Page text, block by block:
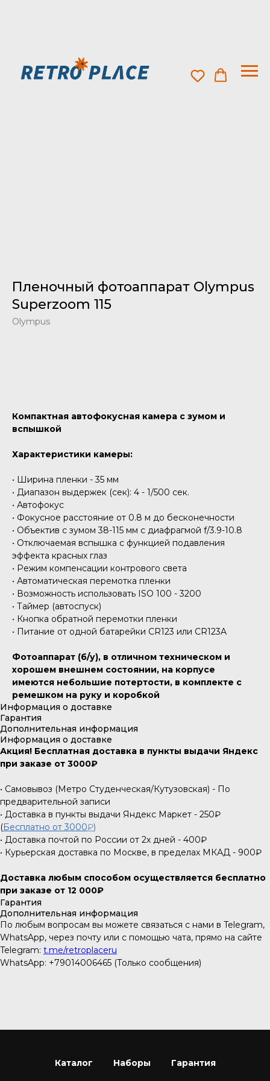
Пленочный фотоаппарат Olympus
Superzoom 115
Olympus
Компактная автофокусная камера с зумом и
вспышкой
Характеристики камеры:
• Ширина пленки - 35 мм
• Диапазон выдержек (сек): 4 - 1/500 сек.
• Автофокус
• Фокусное расстояние от 0.8 м до бесконечности
• Объектив с зумом 38-115 мм с диафрагмой f/3.9-10.8
• Отключаемая вспышка с функцией подавления
эффекта красных глаз
• Режим компенсации контрового света
• Автоматическая перемотка пленки
• Возможность использовать ISO 100 - 3200
• Таймер (автоспуск)
• Кнопка обратной перемотки пленки
• Питание от одной батарейки CR123 или CR123A
Фотоаппарат (б/у), в отличном техническом и
хорошем внешнем состоянии, на корпусе
имеются небольшие потертости, в комплекте с
ремешком на руку и коробкой
Информация о доставке
Гарантия
Дополнительная информация
Информация о доставке
Акция! Бесплатная доставка в пункты выдачи Яндекс
при заказе от 3000₽
• Самовывоз (Метро Студенческая/Кутузовская) - По
предварительной записи
• Доставка в пункты выдачи Яндекс Маркет - 250₽
(Бесплатно от 3000₽)
• Доставка почтой по России от 2х дней - 400₽
• Курьерская доставка по Москве, в пределах МКАД - 900₽
Доставка любым способом осуществляется бесплатно
при заказе от 12 000₽
Гарантия
Дополнительная информация
По любым вопросам вы можете связаться с нами в Telegram,
WhatsApp, через почту или с помощью чата, прямо на сайте
Telegram: t.me/retroplaceru
WhatsApp: +79014006465 (Только сообщения)
Каталог Наборы Гарантия